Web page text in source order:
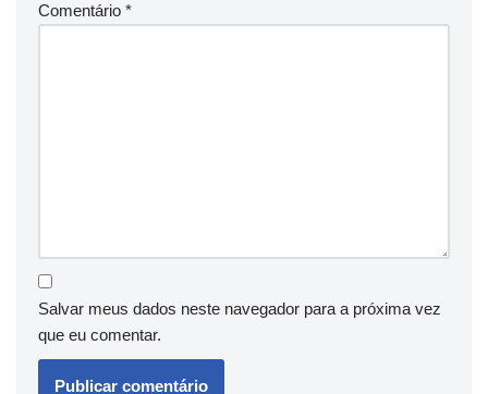
Comentário *
Salvar meus dados neste navegador para a próxima vez
que eu comentar.